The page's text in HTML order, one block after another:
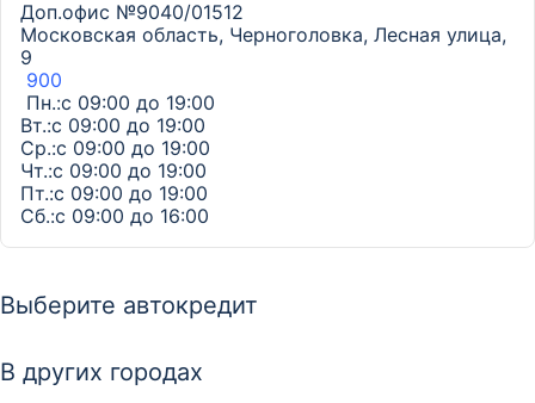
Доп.офис №9040/01512
Московская область, Черноголовка, Лесная улица,
9
900
Пн.:с 09:00 до 19:00
Вт.:с 09:00 до 19:00
Ср.:с 09:00 до 19:00
Чт.:с 09:00 до 19:00
Пт.:с 09:00 до 19:00
Сб.:с 09:00 до 16:00
Выберите автокредит
В других городах